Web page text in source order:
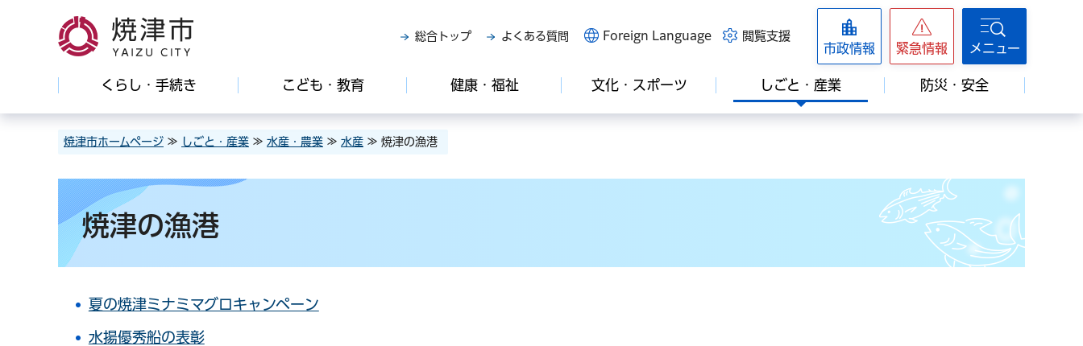
焼津市
総合トップ よくある質問 Foreign Language 閲覧支援
市政情報 緊急情報 メニュー
くらし・手続き こども・教育 健康・福祉 文化・スポーツ しごと・産業 防災・安全
焼津市ホームページ ≫ しごと・産業 ≫ 水産・農業 ≫ 水産 ≫ 焼津の漁港
焼津の漁港
夏の焼津ミナミマグロキャンペーン
水揚優秀船の表彰